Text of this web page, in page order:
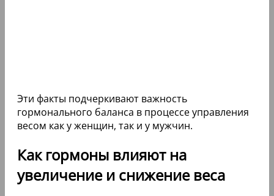
Эти факты подчеркивают важность
гормонального баланса в процессе управления
весом как у женщин, так и у мужчин.
Как гормоны влияют на
увеличение и снижение веса